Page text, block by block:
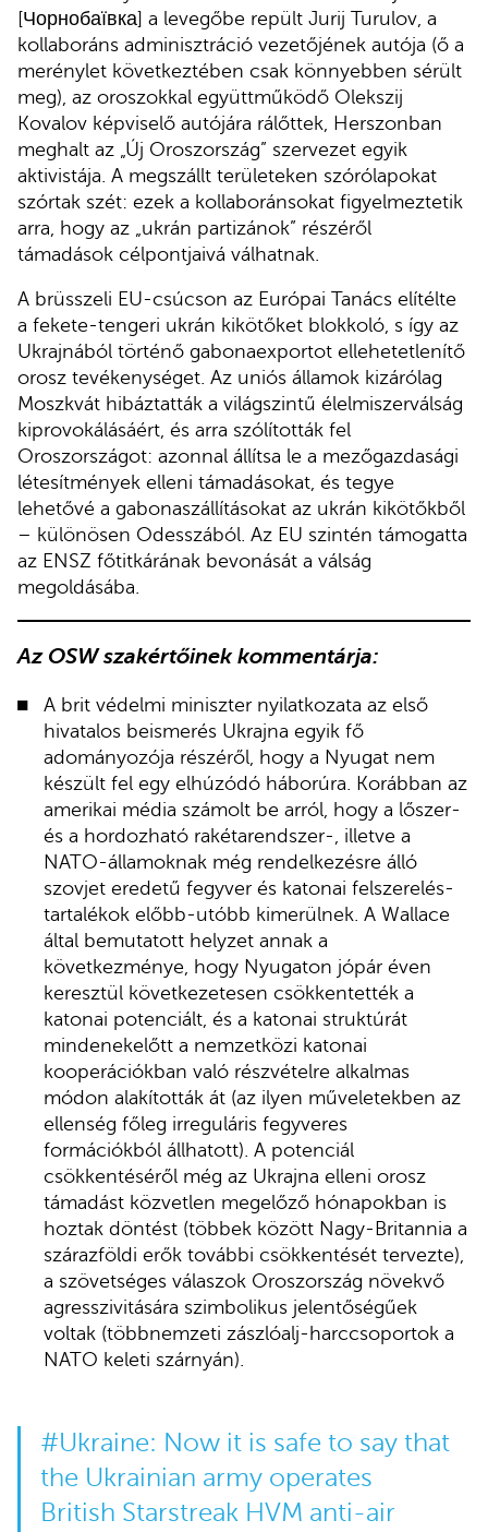
[Чорнобаївка] a levegőbe repült Jurij Turulov, a
kollaboráns adminisztráció vezetőjének autója (ő a
merénylet következtében csak könnyebben sérült
meg), az oroszokkal együttműködő Olekszij
Kovalov képviselő autójára rálőttek, Herszonban
meghalt az „Új Oroszország” szervezet egyik
aktivistája. A megszállt területeken szórólapokat
szórtak szét: ezek a kollaboránsokat figyelmeztetik
arra, hogy az „ukrán partizánok” részéről
támadások célpontjaivá válhatnak.
A brüsszeli EU-csúcson az Európai Tanács elítélte
a fekete-tengeri ukrán kikötőket blokkoló, s így az
Ukrajnából történő gabonaexportot ellehetetlenítő
orosz tevékenységet. Az uniós államok kizárólag
Moszkvát hibáztatták a világszintű élelmiszerválság
kiprovokálásáért, és arra szólították fel
Oroszországot: azonnal állítsa le a mezőgazdasági
létesítmények elleni támadásokat, és tegye
lehetővé a gabonaszállításokat az ukrán kikötőkből
– különösen Odesszából. Az EU szintén támogatta
az ENSZ főtitkárának bevonását a válság
megoldásába.
Az OSW szakértőinek kommentárja:
A brit védelmi miniszter nyilatkozata az első
hivatalos beismerés Ukrajna egyik fő
adományozója részéről, hogy a Nyugat nem
készült fel egy elhúzódó háborúra. Korábban az
amerikai média számolt be arról, hogy a lőszer-
és a hordozható rakétarendszer-, illetve a
NATO-államoknak még rendelkezésre álló
szovjet eredetű fegyver és katonai felszerelés-
tartalékok előbb-utóbb kimerülnek. A Wallace
által bemutatott helyzet annak a
következménye, hogy Nyugaton jópár éven
keresztül következetesen csökkentették a
katonai potenciált, és a katonai struktúrát
mindenekelőtt a nemzetközi katonai
kooperációkban való részvételre alkalmas
módon alakították át (az ilyen műveletekben az
ellenség főleg irreguláris fegyveres
formációkból állhatott). A potenciál
csökkentéséről még az Ukrajna elleni orosz
támadást közvetlen megelőző hónapokban is
hoztak döntést (többek között Nagy-Britannia a
szárazföldi erők további csökkentését tervezte),
a szövetséges válaszok Oroszország növekvő
agresszivitására szimbolikus jelentőségűek
voltak (többnemzeti zászlóalj-harccsoportok a
NATO keleti szárnyán).
#Ukraine: Now it is safe to say that
the Ukrainian army operates
British Starstreak HVM anti-air